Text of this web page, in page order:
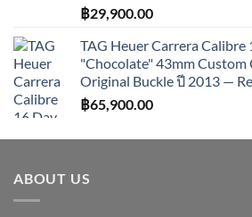
฿29,900.00
TAG Heuer Carrera Calibre
"Chocolate" 43mm Custom
Original Buckle ปี 2013 —
฿65,900.00
ABOUT US